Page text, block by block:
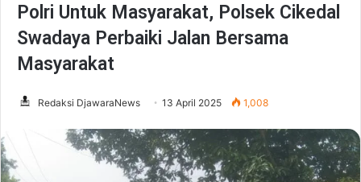
Polri Untuk Masyarakat, Polsek Cikedal
Swadaya Perbaiki Jalan Bersama
Masyarakat
Redaksi DjawaraNews 13 April 2025 1,008